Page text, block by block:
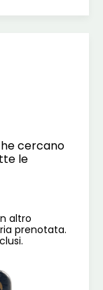
cercano
le
altro
prenotata.